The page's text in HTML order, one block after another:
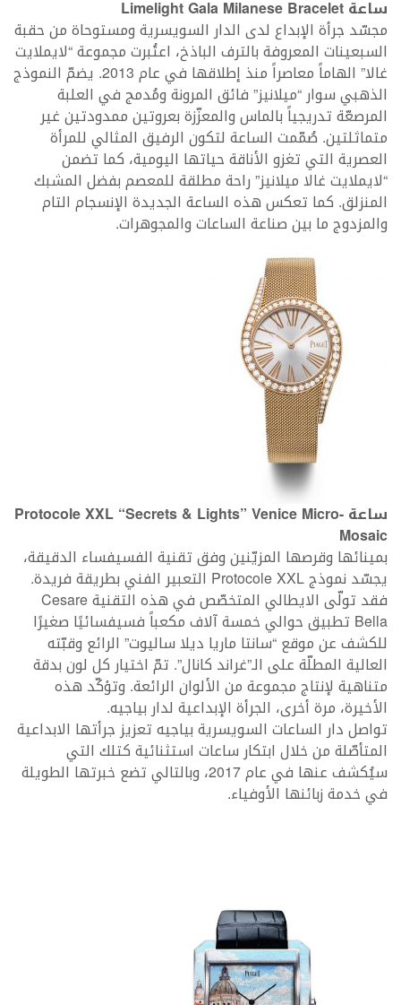
ساعة Limelight Gala Milanese Bracelet
مجسّد جرأة الإبداع لدى الدار السويسرية ومستوحاة من حقبة
السبعينات المعروفة بالترف الباذخ، اعتُبرت مجموعة “لايملايت
غالا” الهاماً معاصراً منذ إطلاقها في عام 2013. يضمّ النموذج
الذهبي سوار “ميلانيز” فائق المرونة ومُدمج في العلبة
المرصعّة تدريجياً بالماس والمعزّزة بعروتين ممدودتين غير
متماثلتين. صُمّمت الساعة لتكون الرفيق المثالي للمرأة
العصرية التي تغزو الأناقة حياتها اليومية، كما تضمن
“لايملايت غالا ميلانيز” راحة مطلقة للمعصم بفضل المشبك
المنزلق. كما تعكس هذه الساعة الجديدة الإنسجام التام
والمزدوج ما بين صناعة الساعات والمجوهرات.
ساعة Protocole XXL “Secrets & Lights” Venice Micro-
Mosaic
بمينائها وقرصها المزيّنين وفق تقنية الفسيفساء الدقيقة،
يجسّد نموذج Protocole XXL التعبير الفني بطريقة فريدة.
فقد تولّى الايطالي المتخصّص في هذه التقنية Cesare
Bella تطبيق حوالي خمسة آلاف مكعباً فسيفسائيًا صغيرًا
للكشف عن موقع “سانتا ماريا ديلا ساليوت” الرائع وقبّته
العالية المطلّة على الـ”غراند كانال”. تمّ اختيار كل لون بدقة
متناهية لإنتاج مجموعة من الألوان الرائعة. وتؤكّد هذه
الأخيرة، مرة أخرى، الجرأة الإبداعية لدار بياجيه.
تواصل دار الساعات السويسرية بياجيه تعزيز جرأتها الابداعية
المتأصّلة من خلال ابتكار ساعات استثنائية كتلك التي
سيُكشف عنها في عام 2017، وبالتالي تضع خبرتها الطويلة
في خدمة زبائنها الأوفياء.